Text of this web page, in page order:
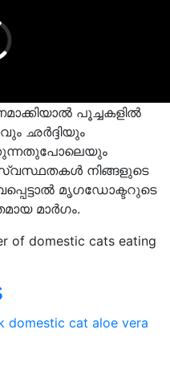
പൂച്ചകളില്‍
ഛര്‍ദ്ദിയും
നിങ്ങളുടെ
മൃഗഡോക്ടറുടെ
മാര്‍ഗം.
of domestic cats eating
domestic cat aloe vera